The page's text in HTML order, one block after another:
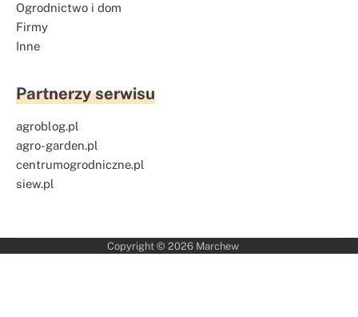
Ogrodnictwo i dom
Firmy
Inne
Partnerzy serwisu
agroblog.pl
agro-garden.pl
centrumogrodniczne.pl
siew.pl
Copyright © 2026 Marchew